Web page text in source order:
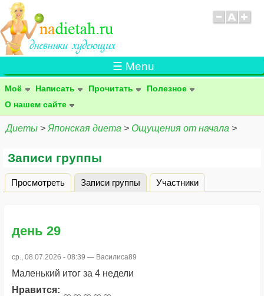
☰ Menu
Моё Написать Прочитать
Полезное
О нашем сайте
Диеты > Японская диета > Ощущения от начала >
Записи группы
Главные вкладки
Просмотреть Записи группы (активная вкладка)
Участники
день 29
ср., 08.07.2026 - 08:39 — Василиса89
Маленький итог за 4 недели
Нравится: